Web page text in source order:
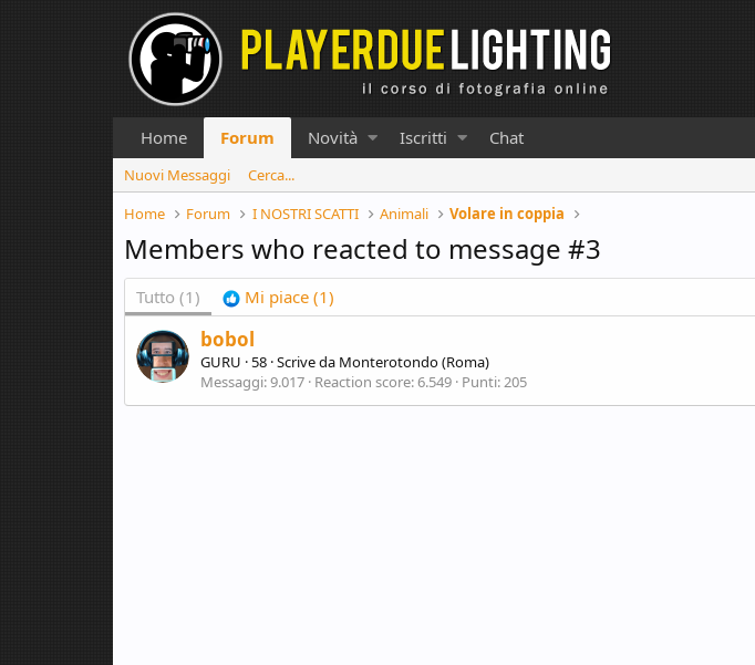
Home Forum Novità Iscritti Chat
Nuovi Messaggi
Cerca...
Home
Forum I NOSTRI SCATTI Animali Volare in coppia
Members who reacted to message #3
Tutto (1) Mi piace (1)
bobol
GURU ·58 ·Scrive da Monterotondo (Roma)
Messaggi 9.017 Reaction score 6.549 Punti 205